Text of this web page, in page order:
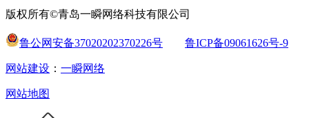
版权所有©青岛一瞬网络科技有限公司
鲁公网安备37020202370226号 鲁ICP备09061626号-9
网站建设 ： 一瞬网络
网站地图